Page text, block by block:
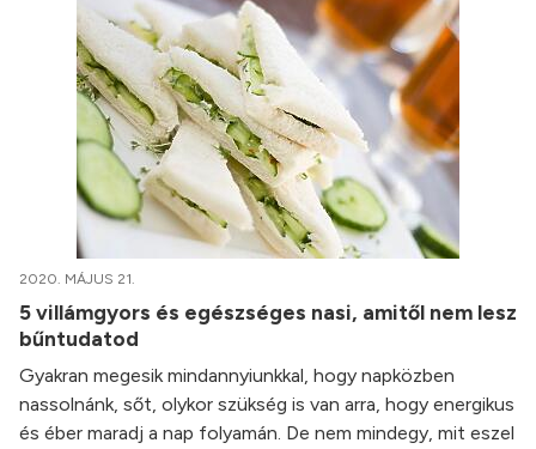
2020. MÁJUS 21.
5 villámgyors és egészséges nasi, amitől nem lesz
bűntudatod
Gyakran megesik mindannyiunkkal, hogy napközben
nassolnánk, sőt, olykor szükség is van arra, hogy energikus
és éber maradj a nap folyamán. De nem mindegy, mit eszel